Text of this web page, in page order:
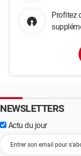
Profitez
NEWSLETTERS
Actu du jour